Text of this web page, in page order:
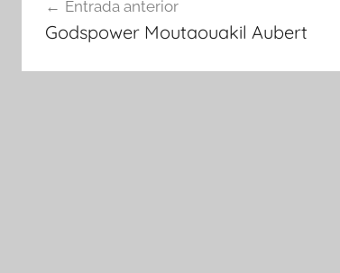
de
entradas
Entrada anterior
Godspower Moutaouakil Aubert